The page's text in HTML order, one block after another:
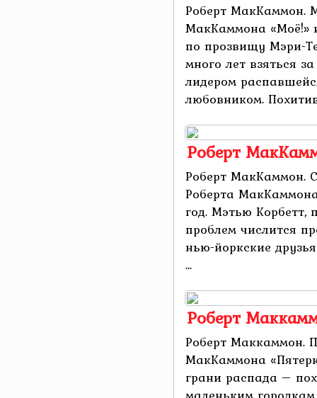
Роберт МакКаммон.
МакКаммона «Моё!»
по прозвищу Мэри-
много лет взяться
лидером
любовником.
Роберт
Роберт МакКаммон.
Роберта
год. Мэтью
проблем числится
нью-йоркские
...
Роберт
Роберт Маккаммон.
МакКаммона
грани распада –